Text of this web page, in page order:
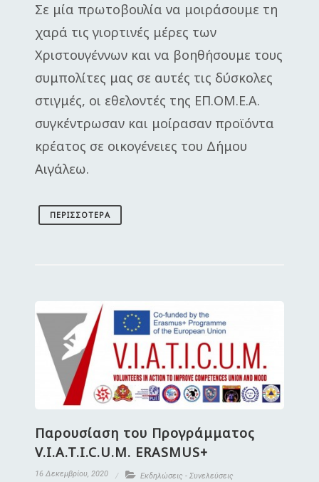
Σε μία πρωτοβουλία να μοιράσουμε τη
χαρά τις γιορτινές μέρες των
Χριστουγέννων και να βοηθήσουμε τους
συμπολίτες μας σε αυτές τις δύσκολες
στιγμές, οι εθελοντές της ΕΠ.ΟΜ.Ε.Α.
συγκέντρωσαν και μοίρασαν προϊόντα
κρέατος σε οικογένειες του Δήμου
Αιγάλεω.
ΠΕΡΙΣΣΌΤΕΡΑ
Παρουσίαση του Προγράμματος
V.I.A.T.I.C.U.M. ERASMUS+
16 Δεκεμβρίου, 2020 Εκδηλώσεις - Συνελεύσεις